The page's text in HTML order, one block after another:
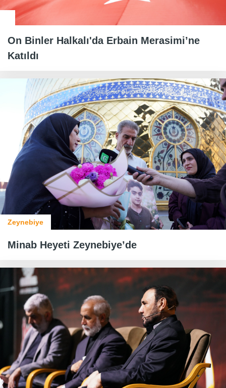
On Binler Halkalı'da Erbain Merasimi’ne
Katıldı
Zeynebiye
Minab Heyeti Zeynebiye’de